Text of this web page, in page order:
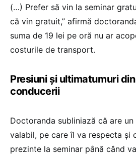
(…) Prefer să vin la seminar
că vin gratuit,” afirmă
suma de 19 lei pe oră nu ar
costurile de transport.
Presiuni și ultimatumuri
conducerii
Doctoranda subliniază că are
valabil, pe care îl va respecta și
prezinte la seminar până când